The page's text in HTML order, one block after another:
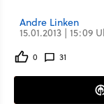
Andre Linken
15.01.2013 | 15:09
0 31